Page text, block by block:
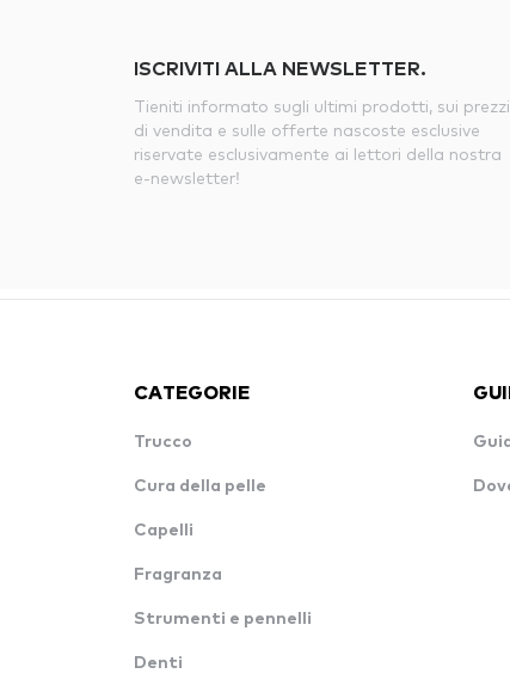
ISCRIVITI ALLA NEWSLETTER.
Tieniti informato sugli ultimi prodotti, sui prezzi
di vendita e sulle offerte nascoste esclusive
riservate esclusivamente ai lettori della nostra
e-newsletter!
CATEGORIE
Trucco
Cura della pelle
Capelli
Fragranza
Strumenti e pennelli
Denti